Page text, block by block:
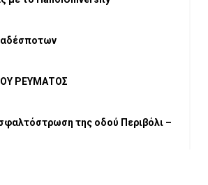
ΡΕΥΜΑΤΟΣ
της οδού Περιβόλι –